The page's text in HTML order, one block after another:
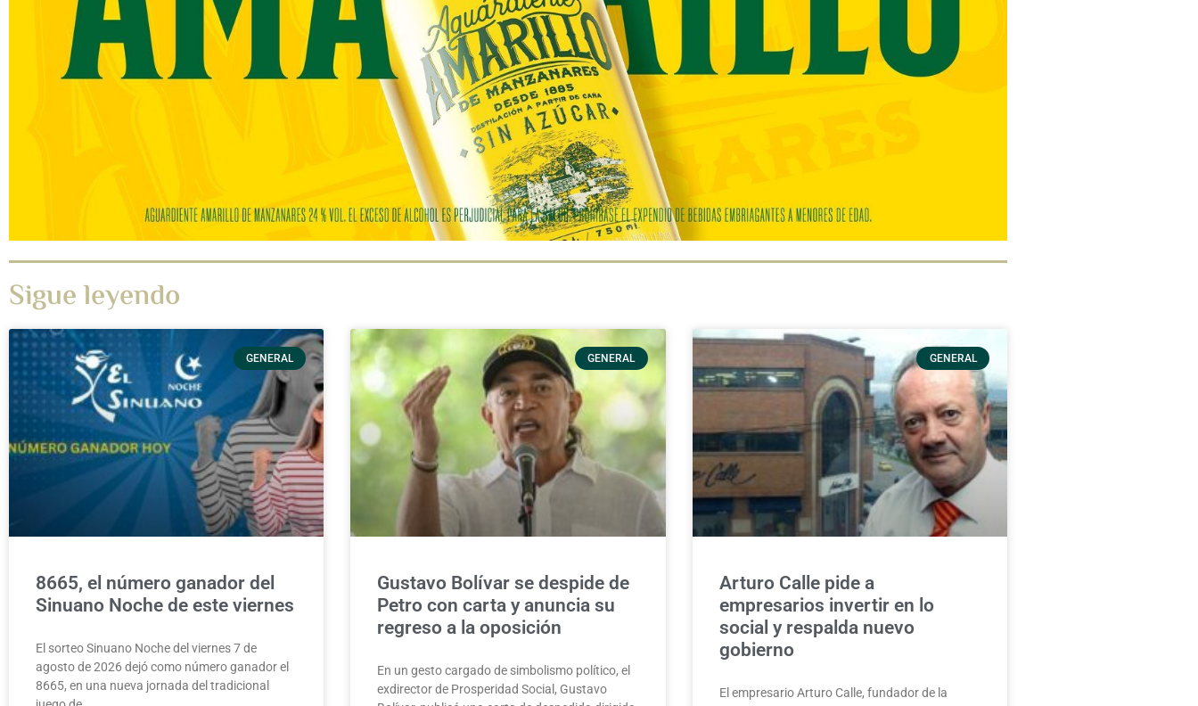
Sigue leyendo
GENERAL
8665, el número ganador del
Sinuano Noche de este viernes
El sorteo Sinuano Noche del viernes 7 de
agosto de 2026 dejó como número ganador el
8665, en una nueva jornada del tradicional
GENERAL
Gustavo Bolívar se despide de
Petro con carta y anuncia su
regreso a la oposición
En un gesto cargado de simbolismo político, el
exdirector de Prosperidad Social, Gustavo
GENERAL
Arturo Calle pide a
empresarios invertir en lo
social y respalda nuevo
gobierno
El empresario Arturo Calle, fundador de la